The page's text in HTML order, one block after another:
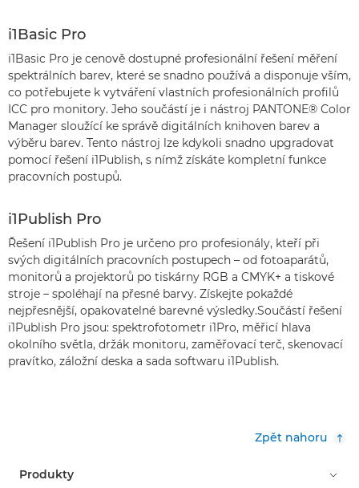
i1Basic Pro
i1Basic Pro je cenově dostupné profesionální řešení měření
spektrálních barev, které se snadno používá a disponuje vším,
co potřebujete k vytváření vlastních profesionálních profilů
ICC pro monitory. Jeho součástí je i nástroj PANTONE® Color
Manager sloužící ke správě digitálních knihoven barev a
výběru barev. Tento nástroj lze kdykoli snadno upgradovat
pomocí řešení i1Publish, s nímž získáte kompletní funkce
pracovních postupů.
i1Publish Pro
Řešení i1Publish Pro je určeno pro profesionály, kteří při
svých digitálních pracovních postupech – od fotoaparátů,
monitorů a projektorů po tiskárny RGB a CMYK+ a tiskové
stroje – spoléhají na přesné barvy. Získejte pokaždé
nejpřesnější, opakovatelné barevné výsledky.Součástí řešení
i1Publish Pro jsou: spektrofotometr i1Pro, měřicí hlava
okolního světla, držák monitoru, zaměřovací terč, skenovací
pravítko, záložní deska a sada softwaru i1Publish.
Zpět nahoru
Produkty